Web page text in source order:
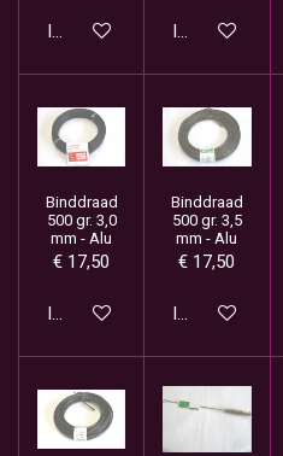
In winkelwagen In winkelwagen
Binddraad
500 gr. 3,0
mm - Alu
€ 17,50
In winkelwagen
Binddraad
500 gr. 3,5
mm - Alu
€ 17,50
In winkelwagen